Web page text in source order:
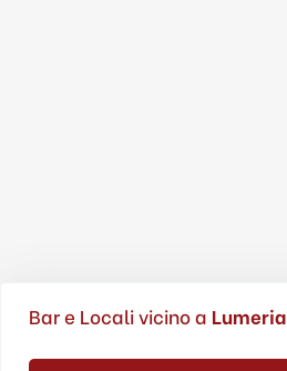
Bar e Locali vicino a Lumeria